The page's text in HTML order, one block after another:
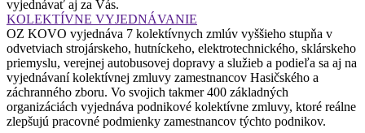
vyjednávať aj za Vás.
KOLEKTÍVNE VYJEDNÁVANIE
OZ KOVO vyjednáva 7 kolektívnych zmlúv vyššieho stupňa v
odvetviach strojárskeho, hutníckeho, elektrotechnického, sklárskeho
priemyslu, verejnej autobusovej dopravy a služieb a podieľa sa aj na
vyjednávaní kolektívnej zmluvy zamestnancov Hasičského a
záchranného zboru. Vo svojich takmer 400 základných
organizáciách vyjednáva podnikové kolektívne zmluvy, ktoré reálne
zlepšujú pracovné podmienky zamestnancov týchto podnikov.